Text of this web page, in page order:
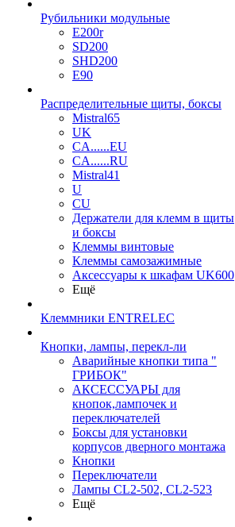
Рубильники модульные
E200r
SD200
SHD200
E90
Распределительные щиты, боксы
Mistral65
UK
CA......EU
CA......RU
Mistral41
U
CU
Держатели для клемм в щиты
и боксы
Клеммы винтовые
Клеммы самозажимные
Аксессуары к шкафам UK600
Ещё
Клеммники ENTRELEC
Кнопки, лампы, перекл-ли
Аварийные кнопки типа "
ГРИБОК"
АКСЕССУАРЫ для
кнопок,лампочек и
переключателей
Боксы для установки
корпусов дверного монтажа
Кнопки
Переключатели
Лампы CL2-502, CL2-523
Ещё